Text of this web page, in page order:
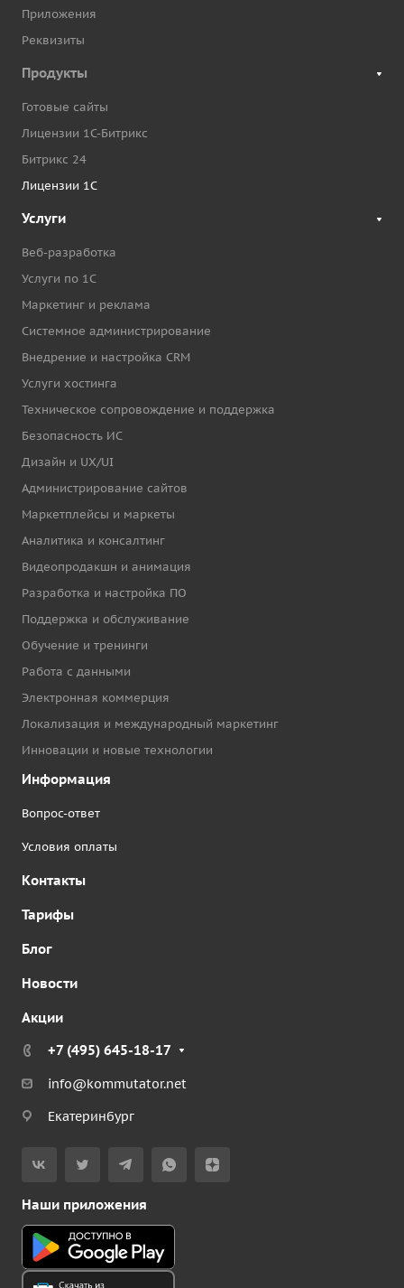
Приложения
Реквизиты
Продукты
Готовые сайты
Лицензии 1С-Битрикс
Битрикс 24
Лицензии 1С
Услуги
Веб-разработка
Услуги по 1С
Маркетинг и реклама
Системное администрирование
Внедрение и настройка CRM
Услуги хостинга
Техническое сопровождение и поддержка
Безопасность ИС
Дизайн и UX/UI
Администрирование сайтов
Маркетплейсы и маркеты
Аналитика и консалтинг
Видеопродакшн и анимация
Разработка и настройка ПО
Поддержка и обслуживание
Обучение и тренинги
Работа с данными
Электронная коммерция
Локализация и международный маркетинг
Инновации и новые технологии
Информация
Вопрос-ответ
Условия оплаты
Контакты
Тарифы
Блог
Новости
Акции
+7 (495) 645-18-17
info@kommutator.net
Екатеринбург
Наши приложения